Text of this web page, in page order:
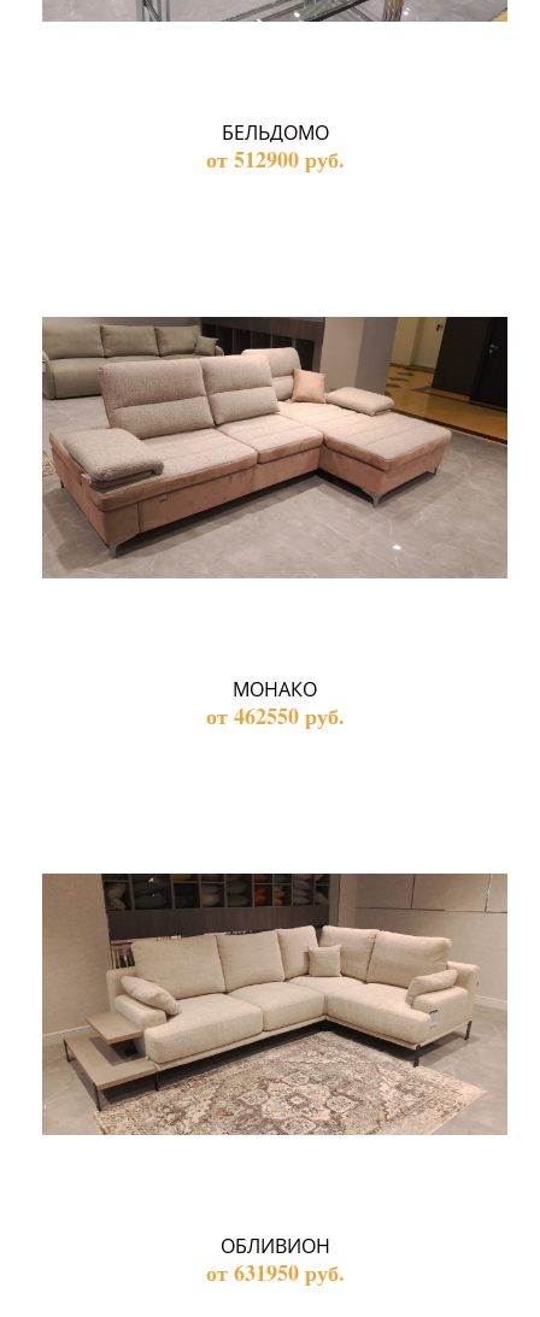
БЕЛЬДОМО
от 512900 руб.
МОНАКО
от 462550 руб.
ОБЛИВИОН
от 631950 руб.